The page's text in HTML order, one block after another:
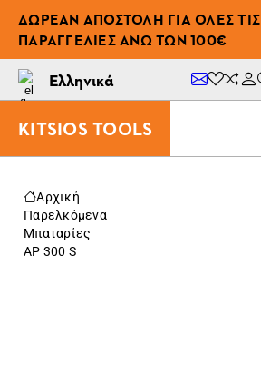
ΔΩΡΕΆΝ ΑΠΟΣΤΟΛΉ ΓΙΑ ΌΛΕΣ ΤΙΣ
ΠΑΡΑΓΓΕΛΊΕΣ ΆΝΩ ΤΩΝ 100€
Ελληνικά
KITSIOS TOOLS
Αρχική
Παρελκόμενα
Μπαταρίες
AP 300 S